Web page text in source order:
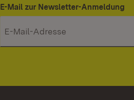
E-Mail zur Newsletter-Anmeldung